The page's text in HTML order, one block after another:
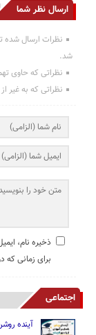
ارسال نظر شما
انتشار یافته : 0
نظرات ارسال شده
شد.
نظراتی که حاوی
نظراتی که به غیر
ذخیره نام،
برای زمانی که
اجتماعی
آینده